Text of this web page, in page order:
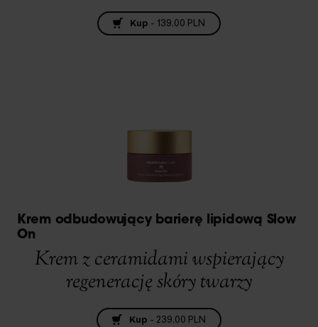
Kup - 139,00 PLN
Krem odbudowujący barierę lipidową Slow
On
Krem z ceramidami wspierający
regenerację skóry twarzy
Kup - 239,00 PLN